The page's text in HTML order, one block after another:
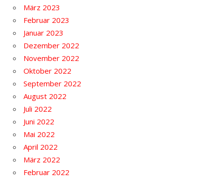
März 2023
Februar 2023
Januar 2023
Dezember 2022
November 2022
Oktober 2022
September 2022
August 2022
Juli 2022
Juni 2022
Mai 2022
April 2022
März 2022
Februar 2022